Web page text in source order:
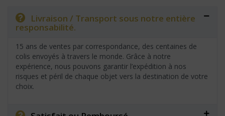
Livraison / Transport sous notre entière
responsabilité.
15 ans de ventes par correspondance, des centaines de
colis envoyés à travers le monde. Grâce à notre
expérience, nous pouvons garantir l’expédition à nos
risques et péril de chaque objet vers la destination de votre
choix.